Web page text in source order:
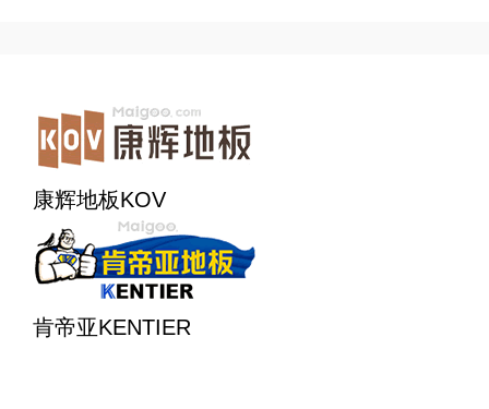
康辉地板KOV
肯帝亚KENTIER